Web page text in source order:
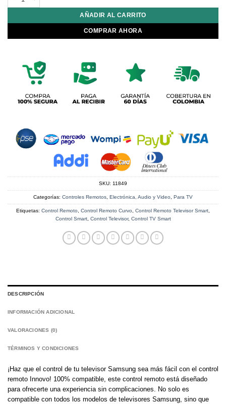
AÑADIR AL CARRITO
COMPRAR AHORA
SKU: 11849
Categorías: Controles Remotos, Electrónica, Audio y Video, Para TV
Etiquetas: Control Remoto, Control Remoto Curvo, Control Remoto Televisor Smart,
Control Smart, Control Televisor, Control TV Smart
DESCRIPCIÓN
INFORMACIÓN ADICIONAL
VALORACIONES (0)
TÉRMINOS Y CONDICIONES
¡Haz que el control de tu televisor Samsung sea más fácil con el control
remoto Innovo! 100% compatible, este control remoto está diseñado
para ofrecerte una experiencia sin complicaciones. No solo es
compatible con todos los modelos de televisores Samsung, sino que